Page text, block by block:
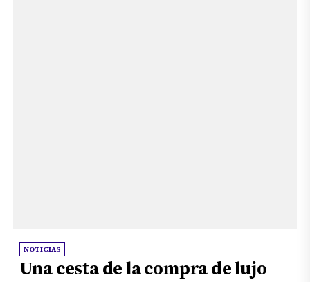
NOTICIAS
Una cesta de la compra de lujo